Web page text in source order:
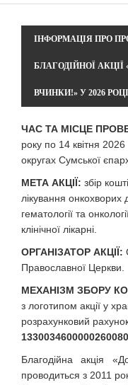
ІНФОРМАЦІЯ ПРО
БЛАГОДІЙНОЇ АКЦІЇ
ВЧИНКИ!» У 2026 РОЦІ
ЧАС ТА МІСЦЕ
року по 14 квітня
округах Сумської
МЕТА АКЦІЇ: збір
лікування онкохворих
гематології та
клінічної лікарні.
ОРГАНІЗАТОР АКЦІЇ:
Православної Церкви.
МЕХАНІЗМ ЗБОРУ
з логотипом акції у
розрахунковий
Благодійна акція
проводиться з 2011